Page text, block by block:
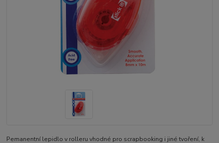
Pemanentní lepidlo v rolleru vhodné pro scrapbooking i jiné tvoření, k